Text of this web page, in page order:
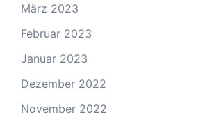
März 2023
Februar 2023
Januar 2023
Dezember 2022
November 2022